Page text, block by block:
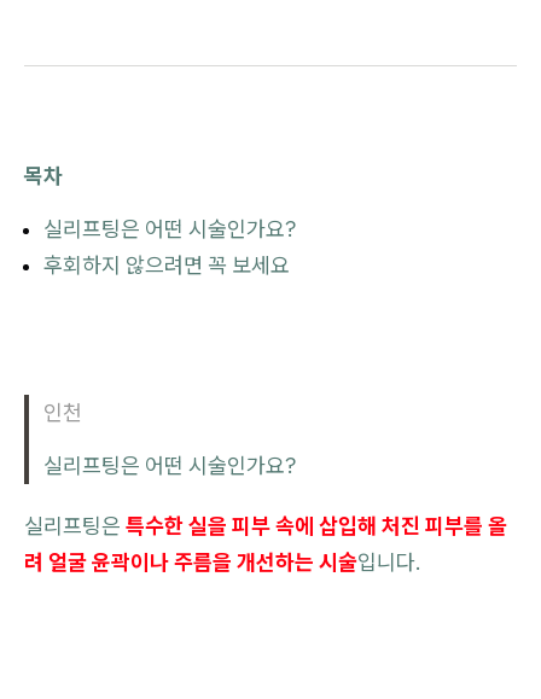
목차
실리프팅은 어떤 시술인가요?
후회하지 않으려면 꼭 보세요
인천
실리프팅은 어떤 시술인가요?
실리프팅은 특수한 실을 피부 속에 삽입해 처진 피부를 올
려 얼굴 윤곽이나 주름을 개선하는 시술입니다.